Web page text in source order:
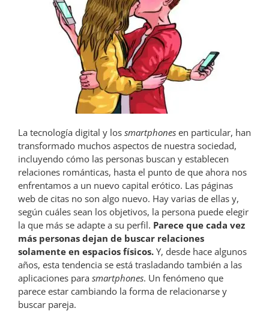
La tecnología digital y los smartphones en particular, han
transformado muchos aspectos de nuestra sociedad,
incluyendo cómo las personas buscan y establecen
relaciones románticas, hasta el punto de que ahora nos
enfrentamos a un nuevo capital erótico. Las páginas
web de citas no son algo nuevo. Hay varias de ellas y,
según cuáles sean los objetivos, la persona puede elegir
la que más se adapte a su perfil. Parece que cada vez
más personas dejan de buscar relaciones
solamente en espacios físicos. Y, desde hace algunos
años, esta tendencia se está trasladando también a las
aplicaciones para smartphones. Un fenómeno que
parece estar cambiando la forma de relacionarse y
buscar pareja.